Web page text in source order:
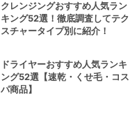
クレンジングおすすめ人気ラン
キング52選！徹底調査してテク
スチャータイプ別に紹介！
ドライヤーおすすめ人気ランキ
ング52選【速乾・くせ毛・コス
パ商品】